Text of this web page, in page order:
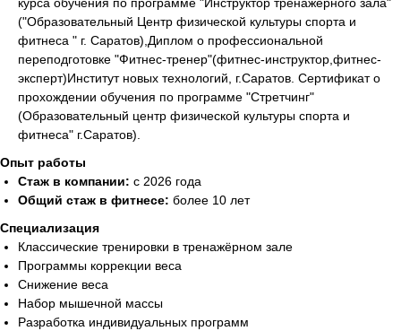
курса обучения по программе "Инструктор тренажерного зала"
("Образовательный Центр физической культуры спорта и
фитнеса " г. Саратов),Диплом о профессиональной
переподготовке "Фитнес-тренер"(фитнес-инструктор,фитнес-
эксперт)Институт новых технологий, г.Саратов. Сертификат о
прохождении обучения по программе "Стретчинг"
(Образовательный центр физической культуры спорта и
фитнеса" г.Саратов).
Опыт работы
Стаж в компании: с 2026 года
Общий стаж в фитнесе: более 10 лет
Специализация
Классические тренировки в тренажёрном зале
Программы коррекции веса
Снижение веса
Набор мышечной массы
Разработка индивидуальных программ